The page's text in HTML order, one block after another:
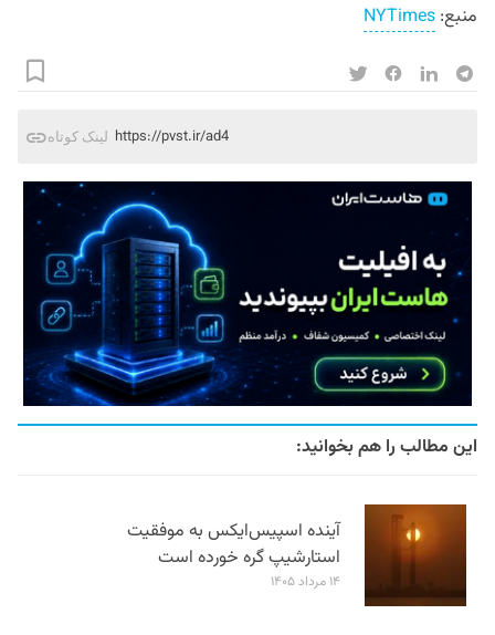
منبع: NYTimes
لینک کوتاه https://pvst.ir/ad4
این مطالب را هم بخوانید:
آینده اسپیس‌ایکس به موفقیت
استارشیپ گره خورده است
۱۴ مرداد ۱۴۰۵